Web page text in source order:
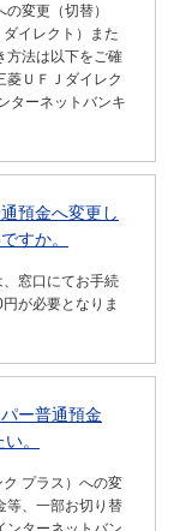
変更（切替）
イレクト）また
方法は以下をご確
菱ＵＦＪダイレク
ターネットバンキ
預金へ変更し
すか。
窓口にてお手続
が必要となりま
ー普通預金
。
プラス）への変
等、一部お切り替